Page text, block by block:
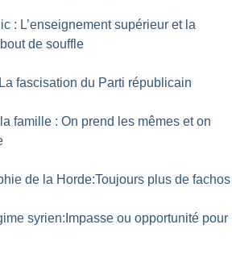
: L’enseignement supérieur et la
de souffle
fascisation du Parti républicain
famille : On prend les mêmes et on
de la Horde:Toujours plus de fachos
syrien:Impasse ou opportunité pour